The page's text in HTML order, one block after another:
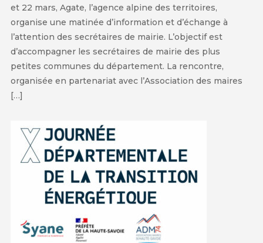
et 22 mars, Agate, l’agence alpine des territoires,
organise une matinée d’information et d’échange à
l’attention des secrétaires de mairie. L’objectif est
d’accompagner les secrétaires de mairie des plus
petites communes du département. La rencontre,
organisée en partenariat avec l’Association des maires
[…]